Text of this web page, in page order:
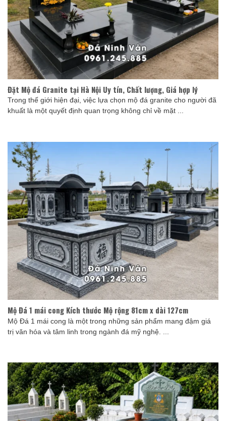
Đặt Mộ đá Granite tại Hà Nội Uy tín, Chất lượng, Giá hợp lý
Trong thế giới hiện đại, việc lựa chọn mộ đá granite cho người đã
khuất là một quyết định quan trọng không chỉ về mặt ...
Mộ Đá 1 mái cong Kích thước Mộ rộng 81cm x dài 127cm
Mộ Đá 1 mái cong là một trong những sản phẩm mang đậm giá
trị văn hóa và tâm linh trong ngành đá mỹ nghệ. ...